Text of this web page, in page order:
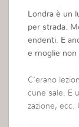
Londra è un
per strada.
endenti. E
e moglie non
C’erano
cune sale. E
zazione, ecc.